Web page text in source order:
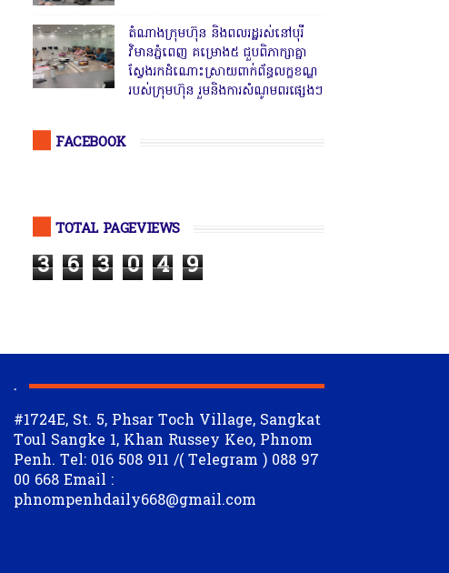
តំណាងក្រុមហ៊ុន និងពលរដ្ឋរស់នៅបុរី
វិមានភ្នំពេញ គម្រោង៥ ជួបពិភាក្សាគ្នា
ស្វែងរកដំណោះស្រាយពាក់ព័ន្ធលក្ខខណ្ឌ
របស់ក្រុមហ៊ុន រួមនិងការសំណូមពរផ្សេងៗ
FACEBOOK
TOTAL PAGEVIEWS
3 6 3 0 4 9
.
#1724E, St. 5, Phsar Toch Village, Sangkat
Toul Sangke 1, Khan Russey Keo, Phnom
Penh. Tel: 016 508 911 /( Telegram ) 088 97
00 668 Email :
phnompenhdaily668@gmail.com